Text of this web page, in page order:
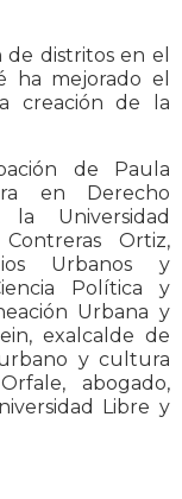
distritos en el
ha mejorado el
creación de la
de Paula
en Derecho
Universidad
Ortiz,
Urbanos y
Política y
Urbana y
exalcalde de
y cultura
abogado,
Libre y